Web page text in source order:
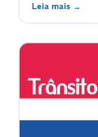
Leia mais →